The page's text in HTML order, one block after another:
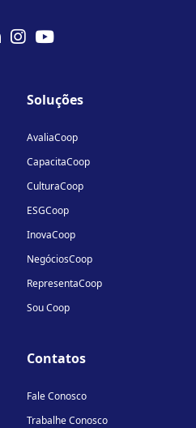
linkedin-
instagram
youtube
Soluções
AvaliaCoop
CapacitaCoop
CulturaCoop
ESGCoop
InovaCoop
NegóciosCoop
RepresentaCoop
Sou Coop
Contatos
Fale Conosco
Trabalhe Conosco